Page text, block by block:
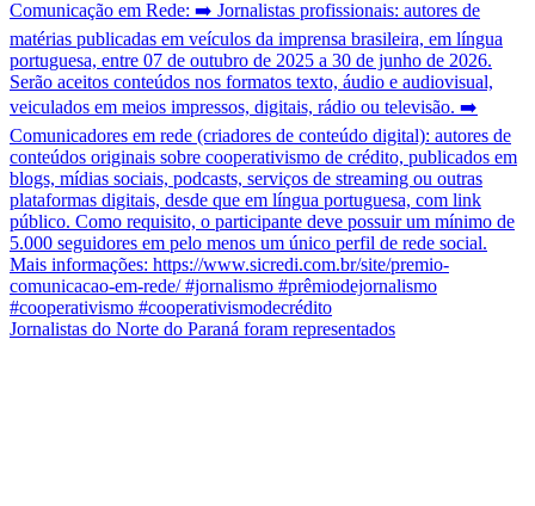
Jornalistas do Norte do Paraná foram representados